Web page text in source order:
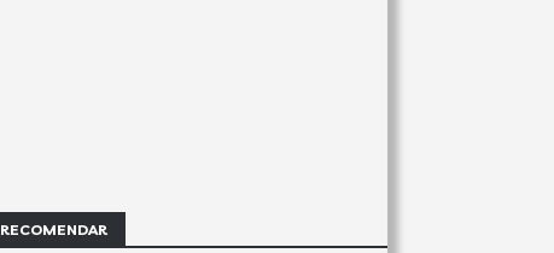
RECOMENDAR